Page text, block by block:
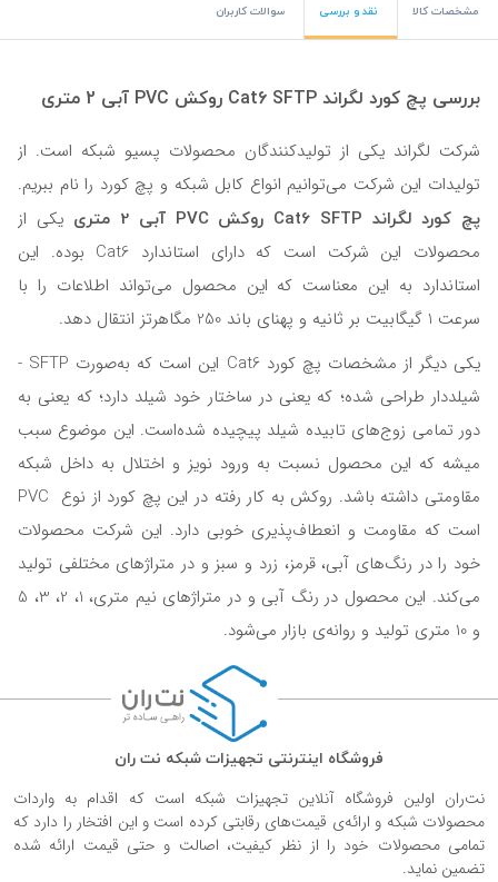
مشخصات کالا نقد و بررسی سوالات کاربران
بررسی پچ کورد لگراند Cat6 SFTP روکش PVC آبی 2 متری
شرکت لگراند یکی از تولیدکنندگان محصولات پسیو شبکه است. از
تولیدات این شرکت می‌توانیم انواع کابل شبکه و پچ کورد را نام ببریم.
پچ کورد لگراند Cat6 SFTP روکش PVC آبی 2 متری
یکی از
محصولات این شرکت است که دارای استاندارد Cat6 بوده. این
استاندارد به این معناست که این محصول می‌تواند اطلاعات را با
سرعت 1 گیگابیت بر ثانیه و پهنای باند 250 مگاهرتز انتقال دهد.
یکی دیگر از مشخصات پچ کورد Cat6 این است که به‌صورت SFTP -
شیلددار طراحی شده؛ که یعنی در ساختار خود شیلد دارد؛ که یعنی به
دور تمامی زوج‌های تابیده شیلد پیچیده شده‌است. این موضوع سبب
میشه که این محصول نسبت به ورود نویز و اختلال به داخل شبکه
مقاومتی داشته باشد. روکش به کار رفته در این پچ کورد از نوع PVC
است که مقاومت و انعطاف‌پذیری خوبی دارد. این شرکت محصولات
خود را در رنگ‌های آبی، قرمز، زرد و سبز و در متراژهای مختلفی تولید
می‌کند. این محصول در رنگ آبی و در متراژهای نیم متری، 1، 2، 3، 5
و 10 متری تولید و روانه‌ی بازار می‌شود.
فروشگاه اینترنتی تجهیزات شبکه نت ران
نت‌ران اولین فروشگاه آنلاین تجهیزات شبکه است که اقدام به واردات
محصولات شبکه و ارائه‌ی قیمت‌های رقابتی کرده است و این افتخار را دارد که
تمامی محصولات خود را از نظر کیفیت، اصالت و حتی قیمت ارائه شده
تضمین نماید.